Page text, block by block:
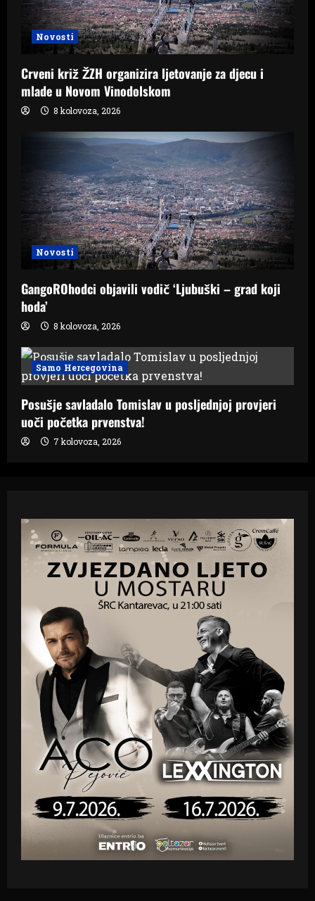
Novosti
Crveni križ ŽZH organizira ljetovanje za djecu i
mlade u Novom Vinodolskom
8 kolovoza, 2026
Novosti
GangoROhodci objavili vodič ‘Ljubuški – grad koji
hoda’
8 kolovoza, 2026
Samo Hercegovina
Posušje savladalo Tomislav u posljednjoj provjeri
uoči početka prvenstva!
7 kolovoza, 2026